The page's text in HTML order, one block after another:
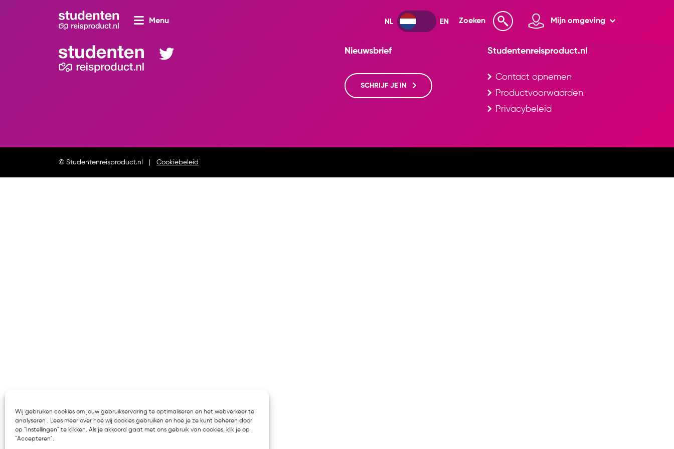
Wij gebruiken cookies om jouw gebruikservaring te optimaliseren en het webverkeer te
analyseren . Lees meer over hoe wij cookies gebruiken en hoe je ze kunt beheren door
op "Instellingen" te klikken. Als je akkoord gaat met ons gebruik van cookies, klik je op
"Accepteren".
Menu Zoeken Mijn omgeving
Nieuwsbrief
SCHRIJF JE IN
Studentenreisproduct.nl
Contact opnemen
Productvoorwaarden
Privacybeleid
© Studentenreisproduct.nl Cookiebeleid